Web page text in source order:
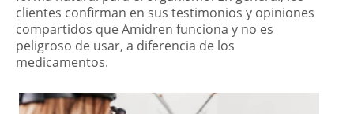
clientes confirman en sus testimonios y opiniones
compartidos que Amidren funciona y no es
peligroso de usar, a diferencia de los
medicamentos.